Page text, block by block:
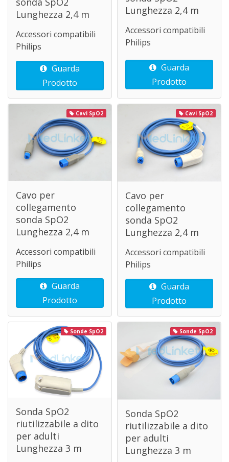
Lunghezza 2,4 m
Accessori compatibili
Philips
Guarda
Prodotto
Lunghezza 2,4 m
Accessori compatibili
Philips
Guarda
Prodotto
Cavi SpO2
Cavo per
collegamento
sonda SpO2
Lunghezza 2,4 m
Accessori compatibili
Philips
Guarda
Prodotto
Cavi SpO2
Cavo per
collegamento
sonda SpO2
Lunghezza 2,4 m
Accessori compatibili
Philips
Guarda
Prodotto
Sonde SpO2
Sonda SpO2
riutilizzabile a dito
per adulti
Lunghezza 3 m
Sonde SpO2
Sonda SpO2
riutilizzabile a dito
per adulti
Lunghezza 3 m